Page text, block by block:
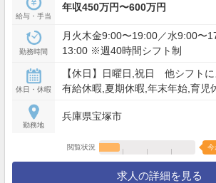
給与・手当
年収450万円〜600万円
勤務時間
月火木金9:00〜19:00／水9:00〜
13:00 ※週40時間シフト制
休日・休暇
【休日】日曜日,祝日 他シフト
有給休暇,夏期休暇,年末年始,育
勤務地
兵庫県宝塚市
閲覧状況 今
求人の詳細を見る